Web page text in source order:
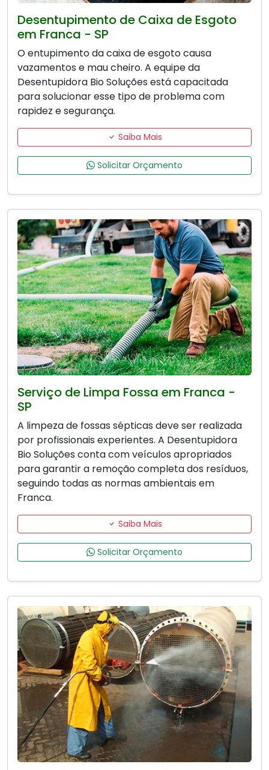
Desentupimento de Caixa de Esgoto
em Franca - SP
O entupimento da caixa de esgoto causa
vazamentos e mau cheiro. A equipe da
Desentupidora Bio Soluções está capacitada
para solucionar esse tipo de problema com
rapidez e segurança.
Saiba Mais
Solicitar Orçamento
Serviço de Limpa Fossa em Franca -
SP
A limpeza de fossas sépticas deve ser realizada
por profissionais experientes. A Desentupidora
Bio Soluções conta com veículos apropriados
para garantir a remoção completa dos resíduos,
seguindo todas as normas ambientais em
Franca.
Saiba Mais
Solicitar Orçamento